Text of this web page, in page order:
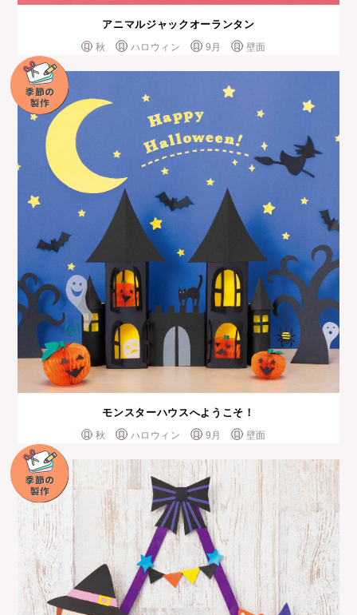
アニマルジャックオーランタン
秋 ハロウィン 9月 壁面
モンスターハウスへようこそ！
秋 ハロウィン 9月 壁面